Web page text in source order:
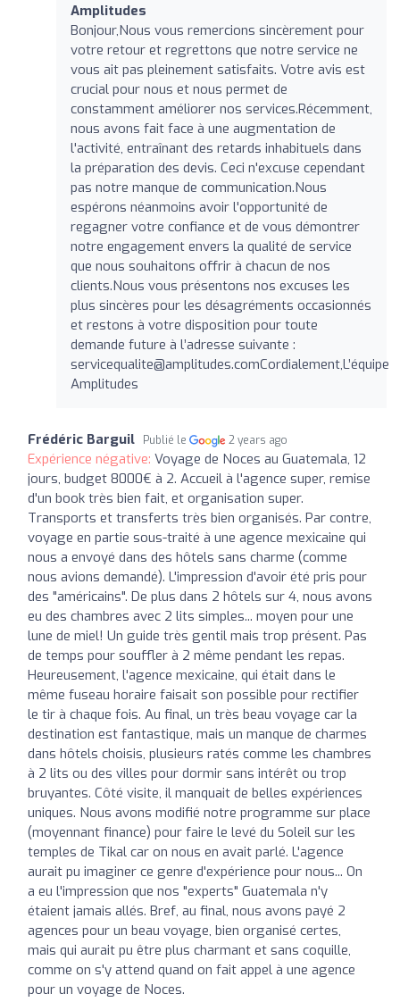
Amplitudes
Bonjour,Nous vous remercions sincèrement pour
votre retour et regrettons que notre service ne
vous ait pas pleinement satisfaits. Votre avis est
crucial pour nous et nous permet de
constamment améliorer nos services.Récemment,
nous avons fait face à une augmentation de
l'activité, entraînant des retards inhabituels dans
la préparation des devis. Ceci n'excuse cependant
pas notre manque de communication.Nous
espérons néanmoins avoir l'opportunité de
regagner votre confiance et de vous démontrer
notre engagement envers la qualité de service
que nous souhaitons offrir à chacun de nos
clients.Nous vous présentons nos excuses les
plus sincères pour les désagréments occasionnés
et restons à votre disposition pour toute
demande future à l’adresse suivante :
servicequalite@amplitudes.comCordialement,L’équipe
Amplitudes
Frédéric Barguil Publié le 2 years ago
Expérience négative: Voyage de Noces au Guatemala, 12
jours, budget 8000€ à 2. Accueil à l'agence super, remise
d'un book très bien fait, et organisation super.
Transports et transferts très bien organisés. Par contre,
voyage en partie sous-traité à une agence mexicaine qui
nous a envoyé dans des hôtels sans charme (comme
nous avions demandé). L'impression d'avoir été pris pour
des "américains". De plus dans 2 hôtels sur 4, nous avons
eu des chambres avec 2 lits simples... moyen pour une
lune de miel! Un guide très gentil mais trop présent. Pas
de temps pour souffler à 2 même pendant les repas.
Heureusement, l'agence mexicaine, qui était dans le
même fuseau horaire faisait son possible pour rectifier
le tir à chaque fois. Au final, un très beau voyage car la
destination est fantastique, mais un manque de charmes
dans hôtels choisis, plusieurs ratés comme les chambres
à 2 lits ou des villes pour dormir sans intérêt ou trop
bruyantes. Côté visite, il manquait de belles expériences
uniques. Nous avons modifié notre programme sur place
(moyennant finance) pour faire le levé du Soleil sur les
temples de Tikal car on nous en avait parlé. L'agence
aurait pu imaginer ce genre d'expérience pour nous... On
a eu l'impression que nos "experts" Guatemala n'y
étaient jamais allés. Bref, au final, nous avons payé 2
agences pour un beau voyage, bien organisé certes,
mais qui aurait pu être plus charmant et sans coquille,
comme on s'y attend quand on fait appel à une agence
pour un voyage de Noces.